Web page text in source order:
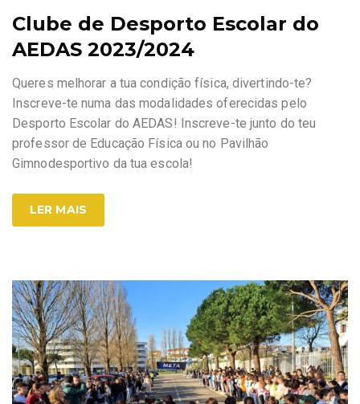
Clube de Desporto Escolar do
AEDAS 2023/2024
Queres melhorar a tua condição física, divertindo-te?
Inscreve-te numa das modalidades oferecidas pelo
Desporto Escolar do AEDAS! Inscreve-te junto do teu
professor de Educação Física ou no Pavilhão
Gimnodesportivo da tua escola!
LER MAIS